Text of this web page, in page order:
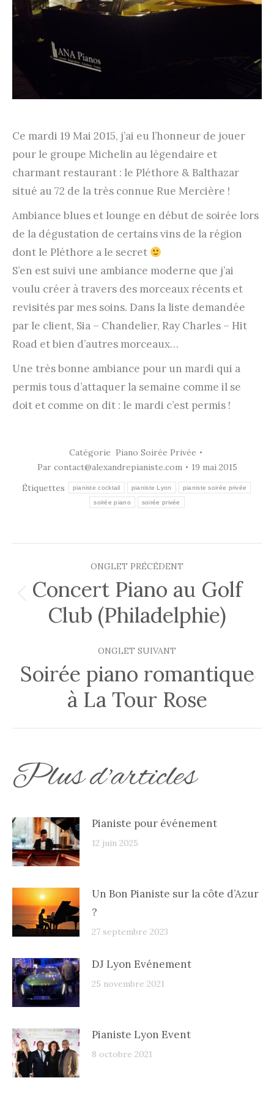
Ce mardi 19 Mai 2015, j’ai eu l’honneur de jouer
pour le groupe Michelin au légendaire et
charmant restaurant : le Pléthore & Balthazar
situé au 72 de la très connue Rue Mercière !
Ambiance blues et lounge en début de soirée lors
de la dégustation de certains vins de la région
dont le Pléthore a le secret
S’en est suivi une ambiance moderne que j’ai
voulu créer à travers des morceaux récents et
revisités par mes soins. Dans la liste demandée
par le client, Sia – Chandelier, Ray Charles – Hit
Road et bien d’autres morceaux…
Une très bonne ambiance pour un mardi qui a
permis tous d’attaquer la semaine comme il se
doit et comme on dit : le mardi c’est permis !
Catégorie Piano Soirée Privée
Par contact@alexandrepianiste.com
19 mai 2015
Étiquettes
pianiste cocktail pianiste Lyon pianiste soirée privée
soirée piano soirée privée
Navigation
de
commentaire
ONGLET PRÉCÉDENT
Onglet
précédent
Concert Piano au Golf
Club (Philadelphie)
ONGLET SUIVANT
Onglet
suivant
Soirée piano romantique
à La Tour Rose
Plus d'articles
Pianiste pour événement
12 juin 2025
Un Bon Pianiste sur la côte d’Azur
?
27 septembre 2023
DJ Lyon Evénement
25 novembre 2021
Pianiste Lyon Event
8 octobre 2021